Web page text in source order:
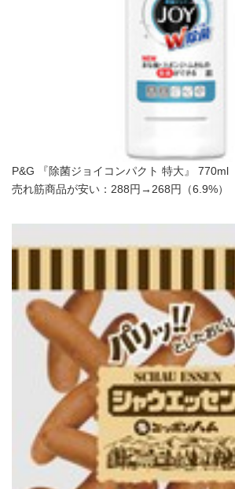
P&G 『除菌ジョイコンパクト 特大』 770ml
売れ筋商品が安い：288円→268円（6.9%）